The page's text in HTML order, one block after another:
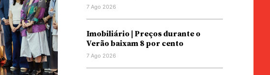
7 Ago 2026
Imobiliário | Preços durante o
Verão baixam 8 por cento
7 Ago 2026